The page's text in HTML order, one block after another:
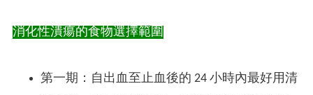
消化性潰瘍的食物選擇範圍
第一期：自出血至止血後的 24 小時內最好用清